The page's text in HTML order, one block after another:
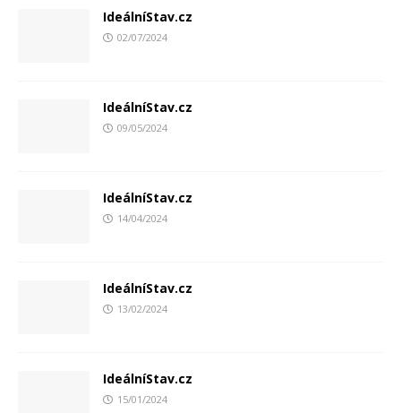
IdeálníStav.cz
02/07/2024
IdeálníStav.cz
09/05/2024
IdeálníStav.cz
14/04/2024
IdeálníStav.cz
13/02/2024
IdeálníStav.cz
15/01/2024